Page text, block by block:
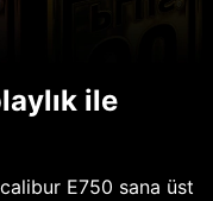
ile
E750 sana üst